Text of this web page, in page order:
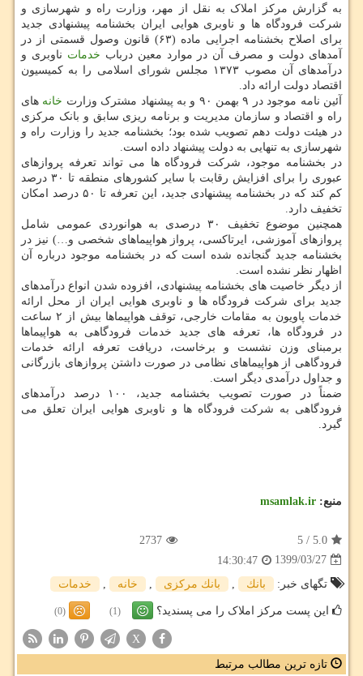
به گزارش مرکز املاک به نقل از مهر، وزارت راه و شهرسازی و
شرکت فرودگاه ها و ناوبری هوایی ایران بخشنامه پیشنهادی جدید
برای اصلاح بخشنامه اجرایی ماده (۶۳) قانون وصول قسمتی از در
آمدهای دولت و مصرف آن در موارد معین درباب خدمات ناوبری و
درآمدهای آن مصوب ۱۳۷۳ مجلس شورای اسلامی را به کمیسیون
اقتصاد دولت ارائه داد.
آئین نامه موجود در ۹ بهمن ۹۰ و به پیشنهاد مشترک وزارت
خانه های
راه و اقتصاد و سازمان مدیریت و برنامه ریزی سابق و بانک مرکزی
در هیئت دولت دهم تصویب شده بود؛ بخشنامه جدید را وزارت راه و
شهرسازی به تنهایی به دولت پیشنهاد داده است.
در بخشنامه موجود، شرکت فرودگاه ها می تواند تعرفه پروازهای
عبوری را برای افزایش رقابت با سایر کشورهای منطقه تا ۳۰ درصد
کم کند که در بخشنامه پیشنهادی جدید، این تعرفه تا ۵۰ درصد امکان
تخفیف دارد.
همچنین موضوع تخفیف ۳۰ درصدی به هوانوردی عمومی شامل
پروازهای آموزشی، ایرتاکسی، پرواز هواپیماهای شخصی و…) نیز در
بخشنامه جدید گنجانده شده است که در بخشنامه موجود درباره آن
اظهار نظر نشده است.
از دیگر خاصیت های بخشنامه پیشنهادی، افزوده شدن انواع درآمدهای
جدید برای شرکت فرودگاه ها و ناوبری هوایی ایران از محل ارائه
خدمات پاویون به مقامات خارجی، توقف هواپیماها بیش از ۲ ساعت
در فرودگاه ها، تعرفه های جدید خدمات فرودگاهی به هواپیماها
برمبنای وزن نشست و برخاست، دریافت تعرفه ارائه خدمات
فرودگاهی از هواپیماهای نظامی در صورت داشتن پروازهای بازرگانی
و جداول درآمدی دیگر است.
ضمناً در صورت تصویب بخشنامه جدید، ۱۰۰ درصد درآمدهای
فرودگاهی به شرکت فرودگاه ها و ناوبری هوایی ایران تعلق می
گیرد.
منبع: msamlak.ir
5.0
/
5
2737
1399/03/27
14:30:47
تگهای خبر:
بانك , بانك مركزی , خانه , خدمات
این پست مرکز املاک را می پسندید؟ (1)
(0)
X
تازه ترین مطالب مرتبط